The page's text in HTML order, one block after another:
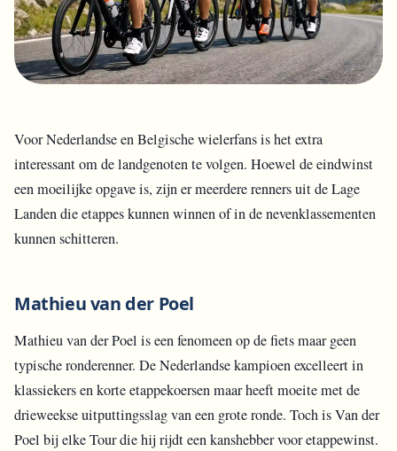
Voor Nederlandse en Belgische wielerfans is het extra
interessant om de landgenoten te volgen. Hoewel de eindwinst
een moeilijke opgave is, zijn er meerdere renners uit de Lage
Landen die etappes kunnen winnen of in de nevenklassementen
kunnen schitteren.
Mathieu van der Poel
Mathieu van der Poel is een fenomeen op de fiets maar geen
typische ronderenner. De Nederlandse kampioen excelleert in
klassiekers en korte etappekoersen maar heeft moeite met de
drieweekse uitputtingsslag van een grote ronde. Toch is Van der
Poel bij elke Tour die hij rijdt een kanshebber voor etappewinst.